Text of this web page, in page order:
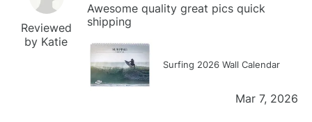
Reviewed
by Katie
Awesome quality great pics quick
shipping
Surfing 2026 Wall Calendar
Mar 7, 2026